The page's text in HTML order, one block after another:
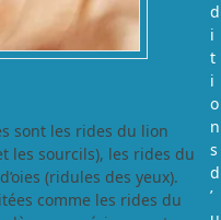
sont les rides du lion
les sourcils), les rides du
(ridules des yeux).
comme les rides du
d
i
t
i
o
n
s
d
’